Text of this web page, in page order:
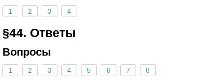
1 2 3 4
§44. Ответы
Вопросы
1 2 3 4 5 6 7 8